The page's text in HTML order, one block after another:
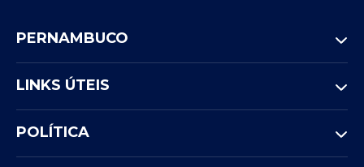
PERNAMBUCO
LINKS ÚTEIS
POLÍTICA